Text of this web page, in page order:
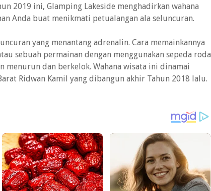
2019 ini, Glamping Lakeside menghadirkan wahana
Anda buat menikmati petualangan ala seluncuran.
yang menantang adrenalin. Cara memainkannya
sebuah permainan dengan menggunakan sepeda roda
menurun dan berkelok. Wahana wisata ini dinamai
Ridwan Kamil yang dibangun akhir Tahun 2018 lalu.